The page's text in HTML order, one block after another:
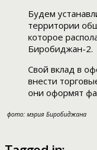
Будем
территории
которое
Биробиджан-2.
Свой вклад в
внести
они оформят
фото: мэрия Биробиджана